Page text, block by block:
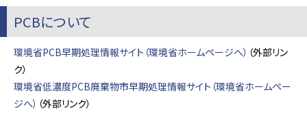
PCBについて
環境省PCB早期処理情報サイト（環境省ホームページへ） （外部リン
ク）
環境省低濃度PCB廃棄物市早期処理情報サイト（環境省ホームペー
ジへ） （外部リンク）